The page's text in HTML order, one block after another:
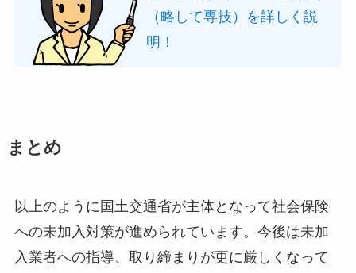
（略して専技）を詳しく説
明！
まとめ
以上のように国土交通省が主体となって社会保険
への未加入対策が進められています。今後は未加
入業者への指導、取り締まりが更に厳しくなって